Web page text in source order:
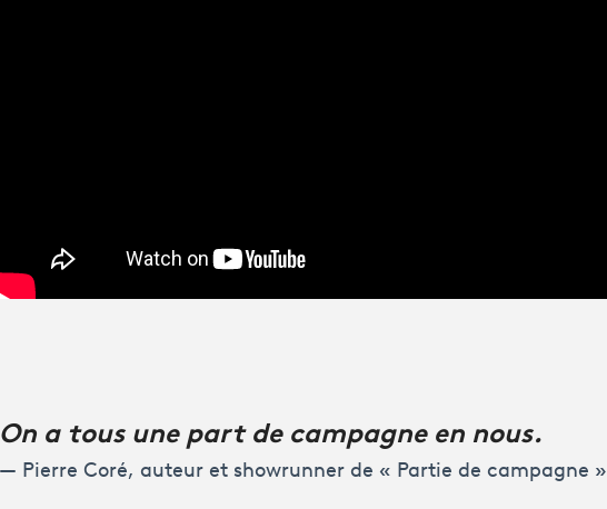
On a tous une part de campagne en nous.
Pierre Coré, auteur et showrunner de « Partie de campagne »